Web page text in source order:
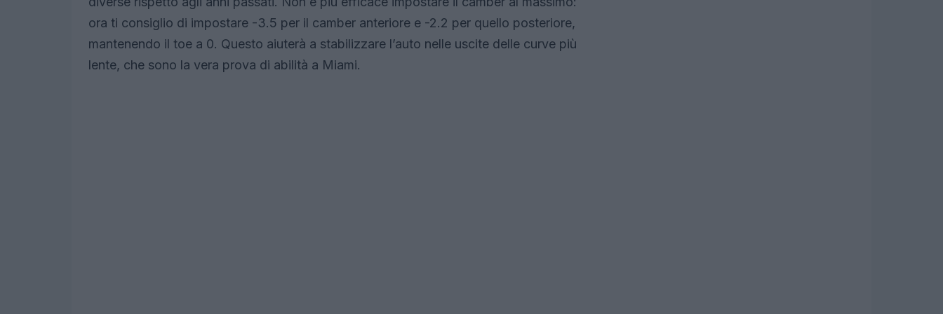
ora ti consiglio di impostare -3.5 per il camber anteriore e -2.2 per quello posteriore,
mantenendo il toe a 0. Questo aiuterà a stabilizzare l’auto nelle uscite delle curve più
lente, che sono la vera prova di abilità a Miami.